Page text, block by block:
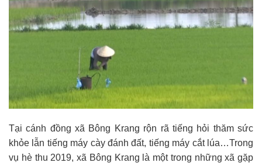
Tại cánh đồng xã Bông Krang rộn rã tiếng hỏi thăm sức
khỏe lẫn tiếng máy cày đánh đất, tiếng máy cắt lúa…Trong
vụ hè thu 2019, xã Bông Krang là một trong những xã gặp